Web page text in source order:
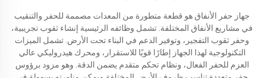
جهاز حفر الأنفاق هو قطعة متطورة من المعدات مصممة للحفر والتنقيب
في مشاريع الأنفاق المختلفة. تشمل وظائفه الرئيسية إنشاء ثقوب تجريبية،
وحفر ثقوب التفجير، وتوفير الدعم في البناء تحت الأرض. تشمل الميزات
التكنولوجية لهذا الجهاز إطارًا قويًا للاستقرار، ومحرك هيدروليكي عالي
العزم للحفر الفعال، ونظام تحكم متقدم يضمن الدقة. وهو مزود برؤوس